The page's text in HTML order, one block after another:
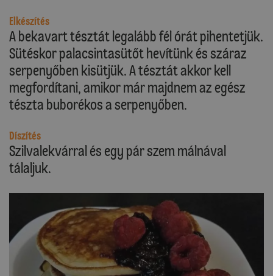
Elkészítés
A bekavart tésztát legalább fél órát pihentetjük.
Sütéskor palacsintasütőt hevítünk és száraz
serpenyőben kisütjük. A tésztát akkor kell
megfordítani, amikor már majdnem az egész
tészta buborékos a serpenyőben.
Díszítés
Szilvalekvárral és egy pár szem málnával
tálaljuk.